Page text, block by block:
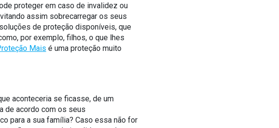
proteger em caso de invalidez ou
assim sobrecarregar os seus
de proteção disponíveis, que
por exemplo, filhos, o que lhes
Mais é uma proteção muito
aconteceria se ficasse, de um
de acordo com os seus
para a sua família? Caso essa não for